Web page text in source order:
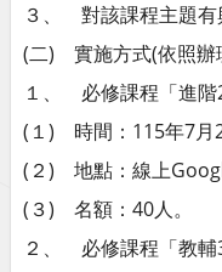
３、 對該課程主題有
(二) 實施方式(依照辦
１、 必修課程「進階
(１) 時間：115年7月2
(２) 地點：線上
(３) 名額：40人。
２、 必修課程「教輔